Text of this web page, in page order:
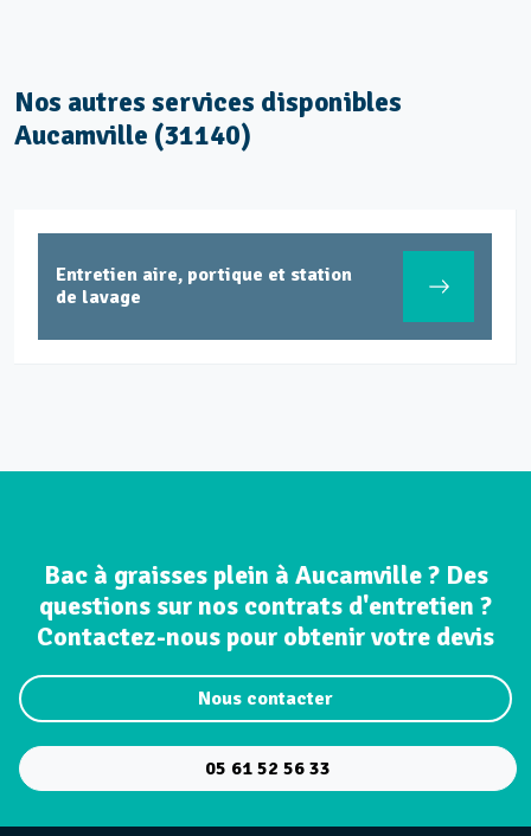
Nos autres services disponibles
Aucamville (31140)
Entretien aire, portique et station
de lavage
Bac à graisses plein à Aucamville ? Des
questions sur nos contrats d'entretien ?
Contactez-nous pour obtenir votre devis
Nous contacter
05 61 52 56 33